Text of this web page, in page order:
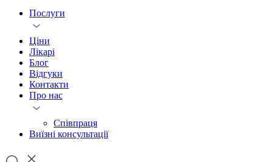
Послуги
Ціни
Лікарі
Блог
Відгуки
Контакти
Про нас
Співпраця
Виїзні консультації